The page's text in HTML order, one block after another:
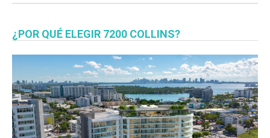
¿POR QUÉ ELEGIR 7200 COLLINS?